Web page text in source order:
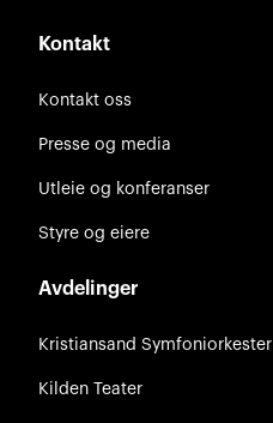
Kontakt
Kontakt oss
Presse og media
Utleie og konferanser
Styre og eiere
Avdelinger
Kristiansand Symfoniorkester
Kilden Teater